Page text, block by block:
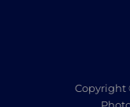
Copyright